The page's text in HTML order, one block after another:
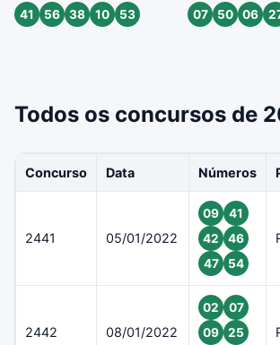
41 56 38 10 53 07 50 06
Todos os concursos de
Concurso Data Números
2441 05/01/2022
09
41
42
46
47
54
2442 08/01/2022
02
07
09
25